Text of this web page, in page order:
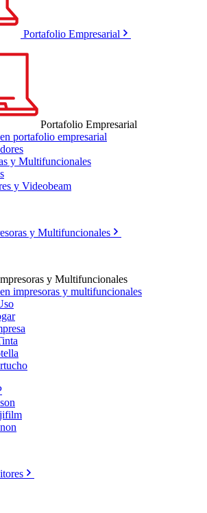
Portafolio Empresarial
Portafolio Empresarial
portafolio empresarial
y Multifuncionales
y Videobeam
y Multifuncionales
y Multifuncionales
impresoras y multifuncionales